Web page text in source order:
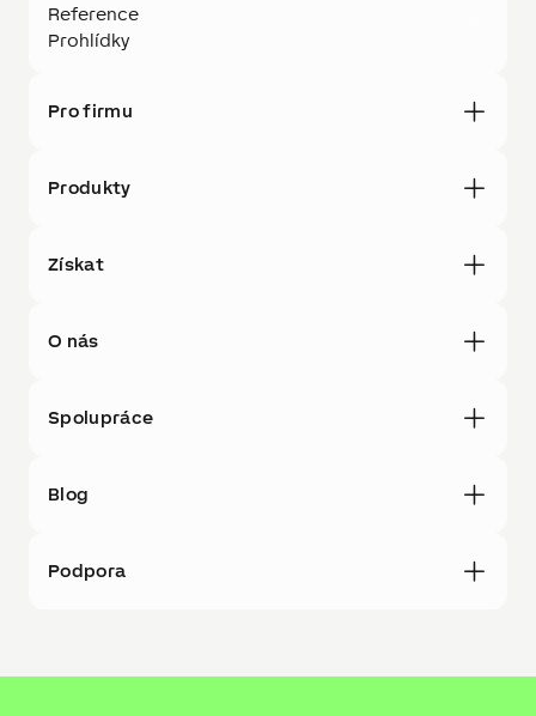
Reference
Prohlídky
Pro firmu
Produkty
Získat
O nás
Spolupráce
Blog
Podpora